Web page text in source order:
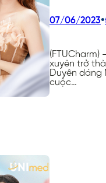
07/06/2023•
(FTUCharm)
xuyên trở
Duyên dáng
cuộc…